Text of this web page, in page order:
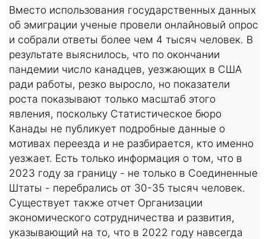
Вместо использования государственных данных
об эмиграции ученые провели онлайновый опрос
и собрали ответы более чем 4 тысяч человек. В
результате выяснилось, что по окончании
пандемии число канадцев, уезжающих в США
ради работы, резко выросло, но показатели
роста показывают только масштаб этого
явления, поскольку Статистическое бюро
Канады не публикует подробные данные о
мотивах переезда и не разбирается, кто именно
уезжает. Есть только информация о том, что в
2023 году за границу - не только в Соединенные
Штаты - перебрались от 30-35 тысяч человек.
Существует также отчет Организации
экономического сотрудничества и развития,
указывающий на то, что в 2022 году навсегда